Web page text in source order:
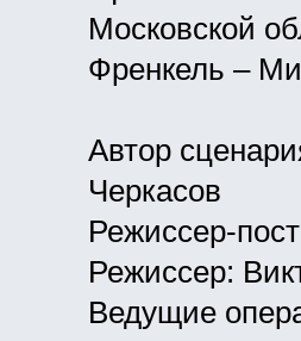
Московской
Френкель –
Автор
Черкасов
Режиссер-
Режиссер:
Ведущие